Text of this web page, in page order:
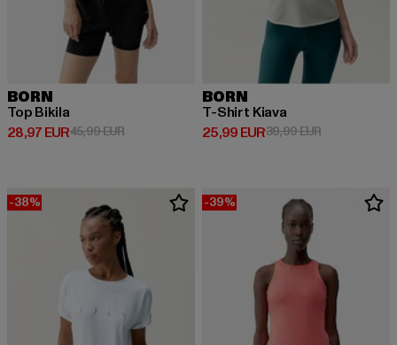
BORN
Top Bikila
28,97 EUR
Derzeitiger Preis: 28,97 EUR
45,99 EURAktionspreis: 45,99 EUR
BORN
T-Shirt Kiava
25,99 EUR
Derzeitiger Preis: 25,99 EUR
39,99 EURAktionspreis:
-38% -39%